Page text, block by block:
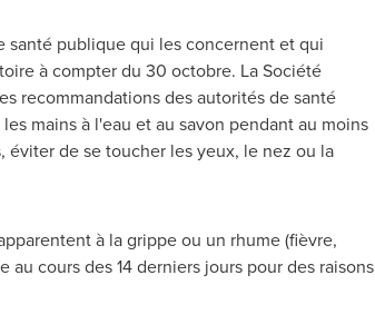
santé publique qui les concernent et qui
à compter du 30 octobre. La Société
recommandations des autorités de santé
mains à l'eau et au savon pendant au moins
de se toucher les yeux, le nez ou la
à la grippe ou un rhume (fièvre,
cours des 14 derniers jours pour des raisons